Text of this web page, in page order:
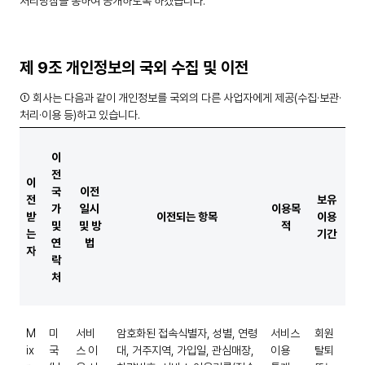
제 9조 개인정보의 국외 수집 및 이전
① 회사는 다음과 같이 개인정보를 국외의 다른 사업자에게 제공(수집·보관·
처리·이용 등)하고 있습니다.
이
전
받
는
자
이
전
국
가
및
연
락
처
이전
일시
및 방
법
이전되는 항목
이용목
적
보유
이용
기간
M
ix
미
국
서비
스 이
암호화된 접속식별자, 성별, 연령
대, 거주지역, 가입일, 관심매장,
서비스
이용
회원
탈퇴